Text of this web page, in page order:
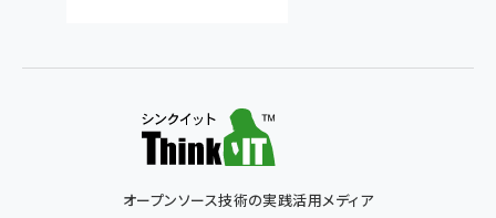
オープンソース技術の実践活用メディア